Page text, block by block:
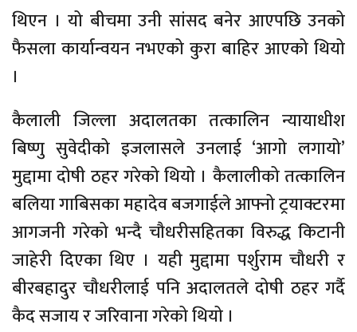
थिएन । यो बीचमा उनी सांसद बनेर आएपछि उनको
फैसला कार्यान्वयन नभएको कुरा बाहिर आएको थियो
।
कैलाली जिल्ला अदालतका तत्कालिन न्यायाधीश
बिष्णु सुवेदीको इजलासले उनलाई ‘आगो लगायो’
मुद्दामा दोषी ठहर गरेको थियो । कैलालीको तत्कालिन
बलिया गाबिसका महादेव बजगाईले आफ्नो ट्रयाक्टरमा
आगजनी गरेको भन्दै चौधरीसहितका विरुद्ध किटानी
जाहेरी दिएका थिए । यही मुद्दामा पर्शुराम चौधरी र
बीरबहादुर चौधरीलाई पनि अदालतले दोषी ठहर गर्दै
कैद सजाय र जरिवाना गरेको थियो ।